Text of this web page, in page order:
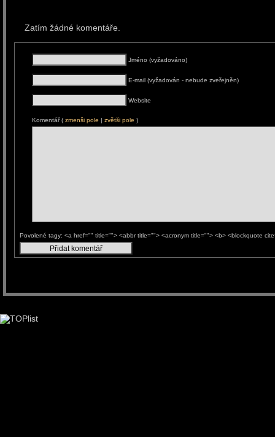
Zatím žádné komentáře.
Jméno (vyžadováno)
E-mail (vyžadován - nebude zveřejněn)
Website
Komentář ( zmenši pole | zvětši pole )
Povolené tagy: <a href="" title=""> <abbr title=""> <acronym title=""> <b> <blockquote